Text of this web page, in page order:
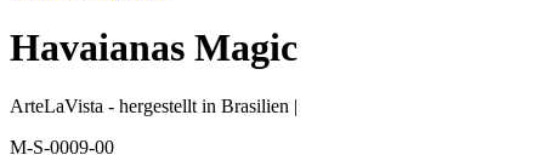
Havaianas Magic
ArteLaVista - hergestellt in Brasilien |
M-S-0009-00